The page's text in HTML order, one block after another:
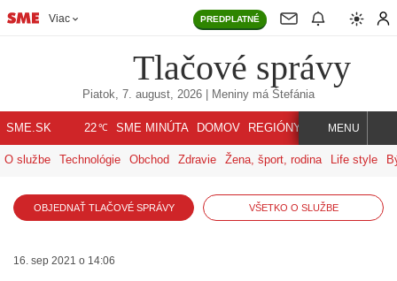
Viac PREDPLATNÉ
Tlačové správy
Piatok, 7. august, 2026 | Meniny má Štefánia
SME.SK 22℃ SME MINÚTA DOMOV REGIÓNY INDEX SVET
MENU
O službe Technológie Obchod Zdravie Žena, šport, rodina Life style
OBJEDNAŤ TLAČOVÉ SPRÁVY VŠETKO O SLUŽBE
16. sep 2021 o 14:06